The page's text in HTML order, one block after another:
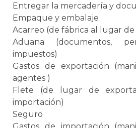
Entregar la mercadería y
Empaque y embalaje
Acarreo (de fábrica al lugar
Aduana (documentos,
impuestos)
Gastos de exportación
agentes )
Flete (de lugar de
importación)
Seguro
Gastos de importación